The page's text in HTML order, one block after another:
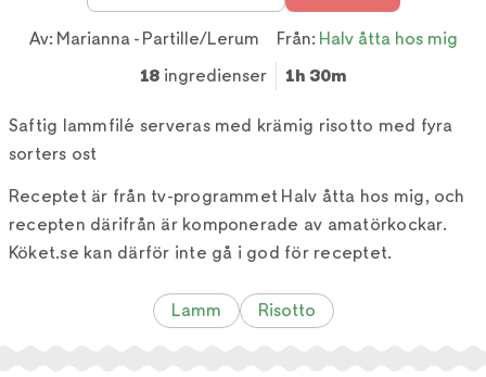
Av: Marianna - Partille/Lerum Från: Halv åtta hos mig
18 ingredienser 1h 30m
Saftig lammfilé serveras med krämig risotto med fyra
sorters ost
Receptet är från tv-programmet Halv åtta hos mig, och
recepten därifrån är komponerade av amatörkockar.
Köket.se kan därför inte gå i god för receptet.
Lamm Risotto